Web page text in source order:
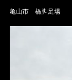
亀山市 橋脚足場